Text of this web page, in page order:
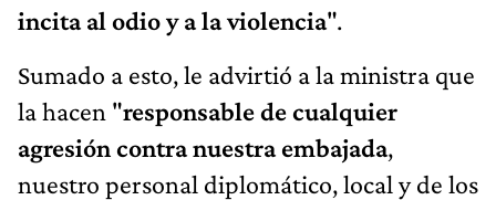
incita al odio y a la violencia".
Sumado a esto, le advirtió a la ministra que
la hacen "responsable de cualquier
agresión contra nuestra embajada,
nuestro personal diplomático, local y de los